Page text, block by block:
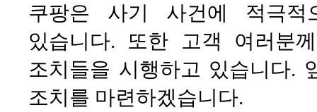
쿠팡은 사기 사건에 적극
있습니다. 또한 고객 여러분
조치들을 시행하고 있습니다.
조치를 마련하겠습니다.